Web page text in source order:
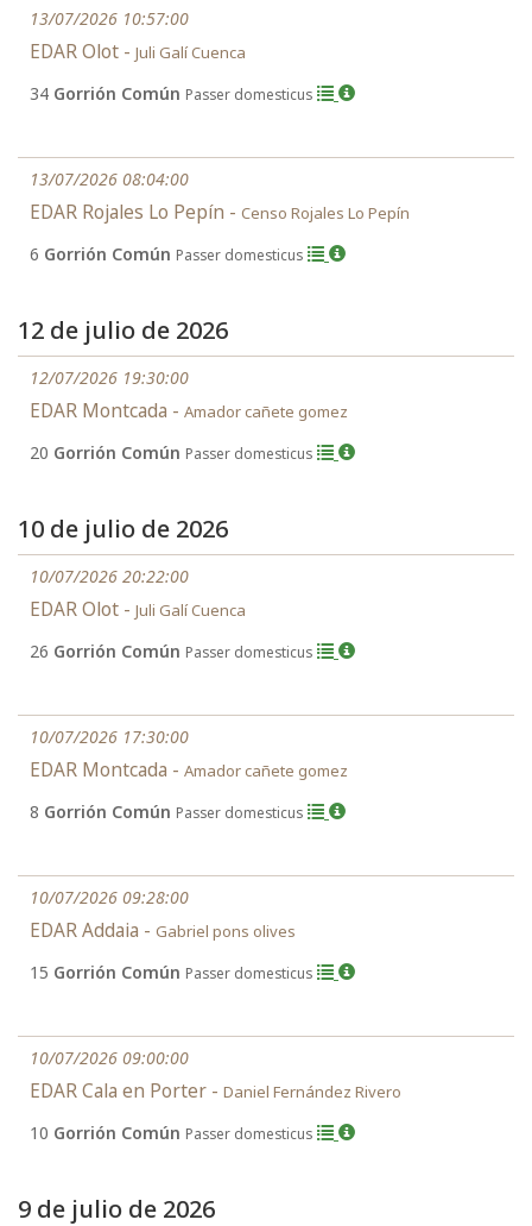
13/07/2026 10:57:00
EDAR Olot - Juli Galí Cuenca
34 Gorrión Común Passer domesticus
13/07/2026 08:04:00
EDAR Rojales Lo Pepín - Censo Rojales Lo Pepín
6 Gorrión Común Passer domesticus
12 de julio de 2026
12/07/2026 19:30:00
EDAR Montcada - Amador cañete gomez
20 Gorrión Común Passer domesticus
10 de julio de 2026
10/07/2026 20:22:00
EDAR Olot - Juli Galí Cuenca
26 Gorrión Común Passer domesticus
10/07/2026 17:30:00
EDAR Montcada - Amador cañete gomez
8 Gorrión Común Passer domesticus
10/07/2026 09:28:00
EDAR Addaia - Gabriel pons olives
15 Gorrión Común Passer domesticus
10/07/2026 09:00:00
EDAR Cala en Porter - Daniel Fernández Rivero
10 Gorrión Común Passer domesticus
9 de julio de 2026